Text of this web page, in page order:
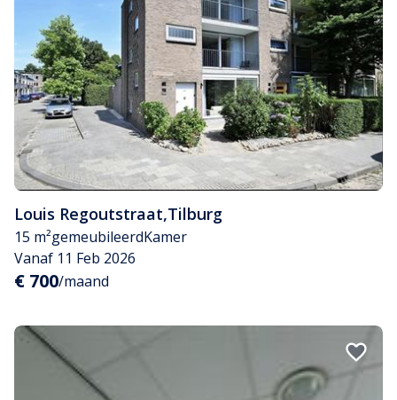
Louis Regoutstraat,Tilburg
15 m²gemeubileerdKamer
Vanaf 11 Feb 2026
€ 700/maand